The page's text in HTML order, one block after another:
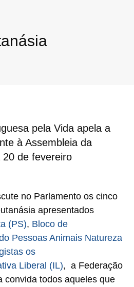
pela Vida apela a
à Assembleia da
20 de fevereiro
no Parlamento os cinco
apresentados
(PS), Bloco de
Pessoas Animais Natureza
os
Liberal (IL), a Federação
convida todos aqueles que